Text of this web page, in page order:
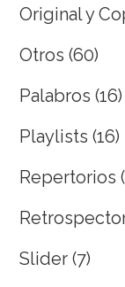
Original y
Otros (60)
Palabros (16)
Playlists (16)
Repertorios
Slider (7)